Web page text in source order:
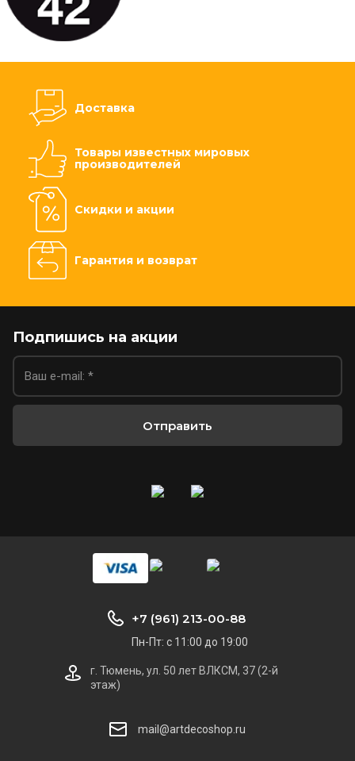
Доставка
Товары известных мировых
производителей
Скидки и акции
Гарантия и возврат
Подпишись на акции
Отправить
+7 (961) 213-00-88
Пн-Пт: с 11:00 до 19:00
г. Тюмень, ул. 50 лет ВЛКСМ, 37 (2-й
этаж)
mail@artdecoshop.ru